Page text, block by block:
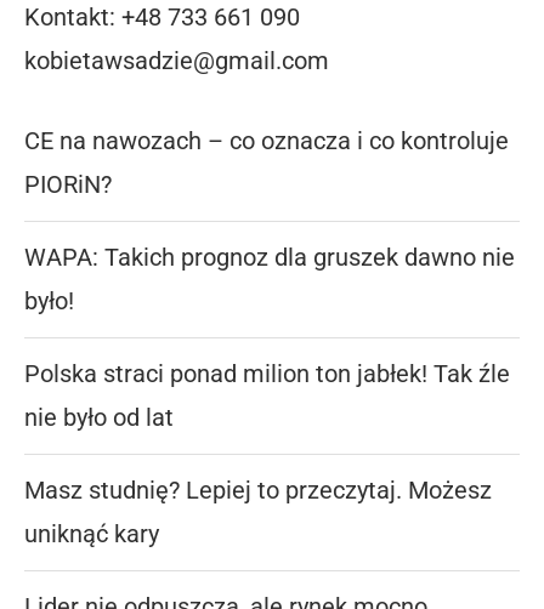
Kontakt: +48 733 661 090
kobietawsadzie@gmail.com
CE na nawozach – co oznacza i co kontroluje
PIORiN?
WAPA: Takich prognoz dla gruszek dawno nie
było!
Polska straci ponad milion ton jabłek! Tak źle
nie było od lat
Masz studnię? Lepiej to przeczytaj. Możesz
uniknąć kary